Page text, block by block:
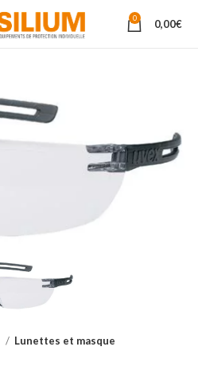
0 0,00€
Lunettes et masque